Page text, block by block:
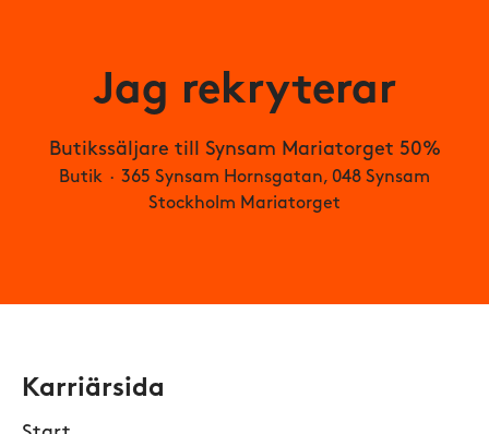
Jag rekryterar
Butikssäljare till Synsam Mariatorget 50%
Butik · 365 Synsam Hornsgatan, 048 Synsam
Stockholm Mariatorget
Karriärsida